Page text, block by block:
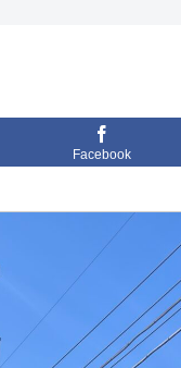
Facebook